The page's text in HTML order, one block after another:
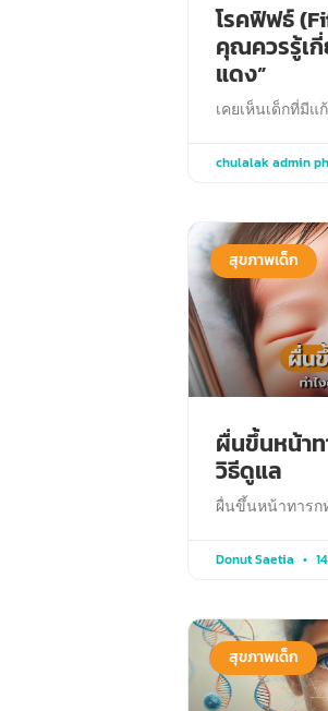
โรคฟิฟธ์
คุณควรรู้เกี่
แดง”
เคยเห็นเด็กที่มีแ
chulalak admin
สุขภาพเด็ก
ผื่นขึ้นหน้า
วิธีดูแล
ผื่นขึ้นหน้าทารก
Donut Saetia
สุขภาพเด็ก